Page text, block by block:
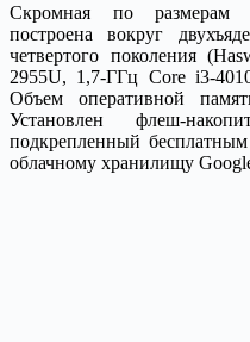
Скромная по размерам
построена вокруг
четвертого поколения
2955U, 1,7-ГГц Core i3-
Объем оперативной
Установлен флеш-
подкрепленный
облачному хранилищу